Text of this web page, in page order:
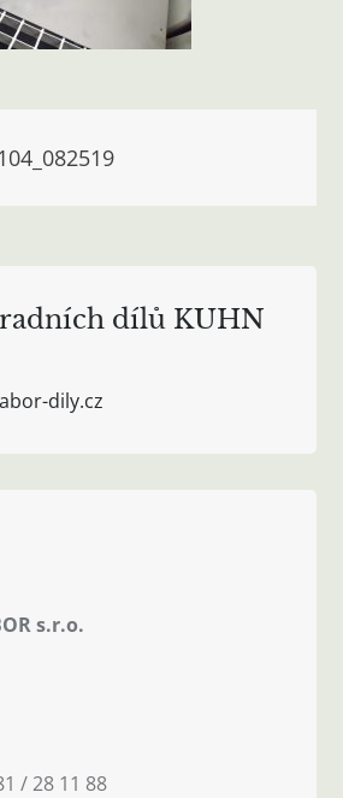
dílů KUHN
dily.cz
s.r.o.
/ 28 11 88